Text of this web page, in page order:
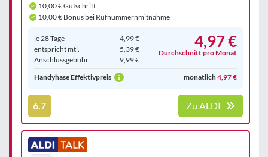
10,00 € Gutschrift
10,00 € Bonus bei Rufnummernmitnahme
je 28 Tage
4,99 €
entspricht mtl.
5,39 €
Anschluss­gebühr
9,99 €
4,97 €
Durchschnitt pro Monat
Handyhase Effektivpreis monatlich4,97 €
6.7 Zu ALDI